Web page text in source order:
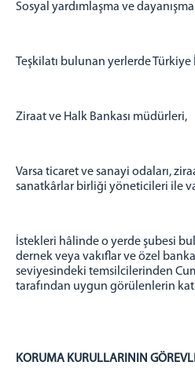
Sosyal yardımlaşma ve
Teşkilatı bulunan yerlerde
Ziraat ve Halk Bankası müdürleri,
Varsa ticaret ve sanayi odaları,
sanatkârlar birliği yöneticileri ile
İstekleri hâlinde o yerde şubesi
dernek veya vakıflar ve özel
seviyesindeki temsilcilerinden
tarafından uygun görülenlerin
KORUMA KURULLARININ